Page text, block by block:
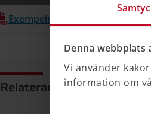
Denna webbplats
Vi använder
information om
Exempelmall
Relaterad information